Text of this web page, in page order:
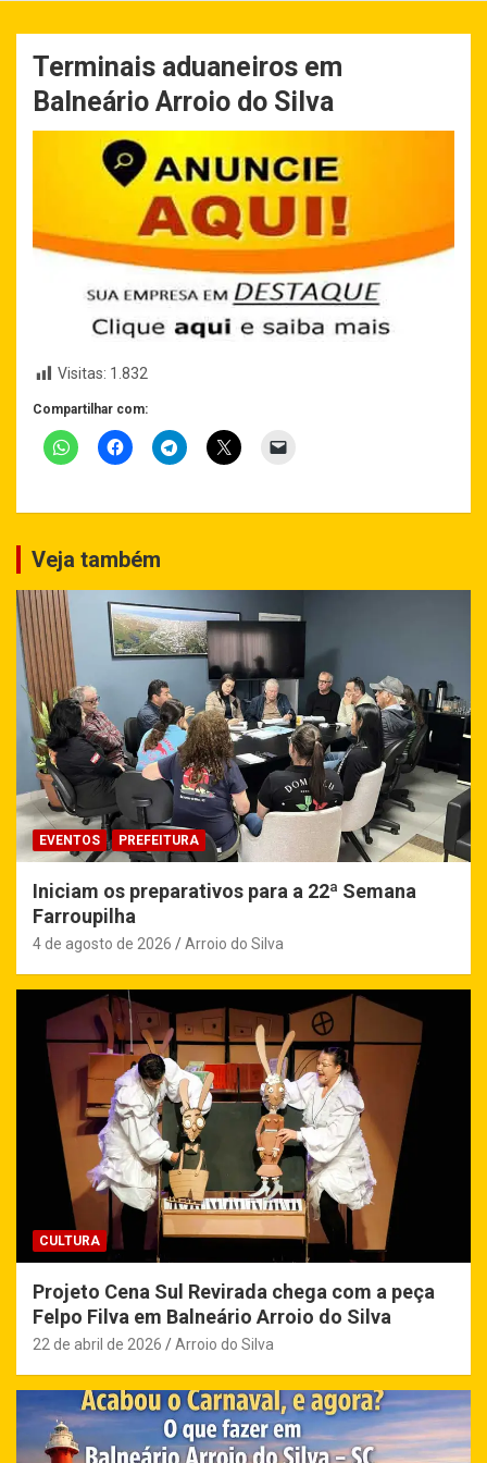
Terminais aduaneiros em
Balneário Arroio do Silva
Visitas: 1.832
Compartilhar com:
Veja também
EVENTOS PREFEITURA
Iniciam os preparativos para a 22ª Semana
Farroupilha
4 de agosto de 2026 Arroio do Silva
CULTURA
Projeto Cena Sul Revirada chega com a peça
Felpo Filva em Balneário Arroio do Silva
22 de abril de 2026 Arroio do Silva